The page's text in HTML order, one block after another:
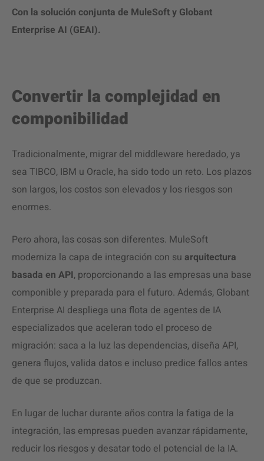
Con la solución conjunta de MuleSoft y Globant
Enterprise AI (GEAI).
Convertir la complejidad en
componibilidad
Tradicionalmente, migrar del middleware heredado, ya
sea TIBCO, IBM u Oracle, ha sido todo un reto. Los plazos
son largos, los costos son elevados y los riesgos son
enormes.
Pero ahora, las cosas son diferentes. MuleSoft
moderniza la capa de integración con su arquitectura
basada en API, proporcionando a las empresas una base
componible y preparada para el futuro. Además, Globant
Enterprise AI despliega una flota de agentes de IA
especializados que aceleran todo el proceso de
migración: saca a la luz las dependencias, diseña API,
genera flujos, valida datos e incluso predice fallos antes
de que se produzcan.
En lugar de luchar durante años contra la fatiga de la
integración, las empresas pueden avanzar rápidamente,
reducir los riesgos y desatar todo el potencial de la IA.